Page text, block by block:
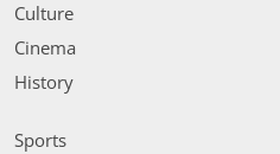
Culture
Cinema
History
Sports